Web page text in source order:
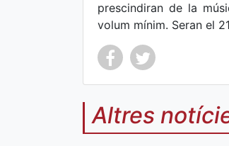
prescindiran de la
volum mínim. Seran el
Co Co
Altres